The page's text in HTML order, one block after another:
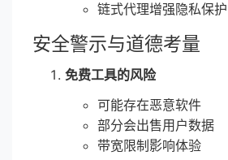
链式代理增强隐私保护
安全警示与道德考量
免费工具的风险
可能存在恶意软件
部分会出售用户数据
带宽限制影响体验